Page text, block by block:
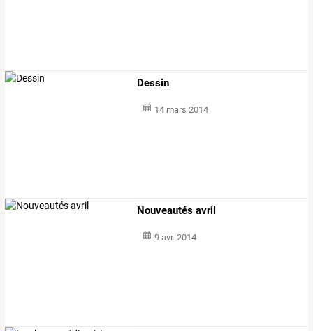
Dessin
14 mars 2014
Nouveautés avril
9 avr. 2014